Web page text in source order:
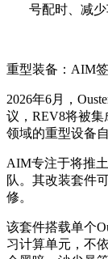
号配时、减少
重型装备： AIM
2026年6月，
议，REV8将被
领域的重型设备
AIM专注于将推
队。其改装套件
修。
该套件搭载单个
习计算单元，不